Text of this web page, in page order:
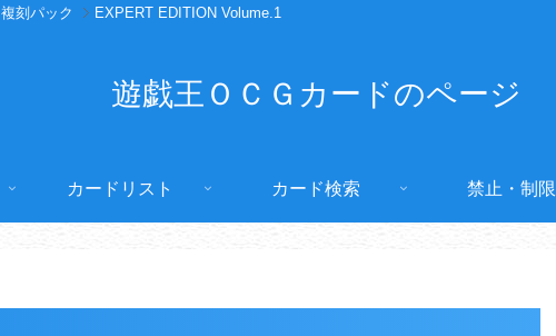
複刻パック EXPERT EDITION Volume.1
遊戯王ＯＣＧカードのページ
カードリスト カード検索 禁止・制限